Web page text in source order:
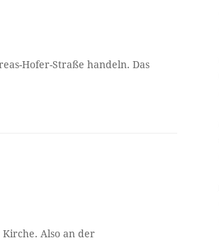
Hofer-Straße handeln. Das
Also an der